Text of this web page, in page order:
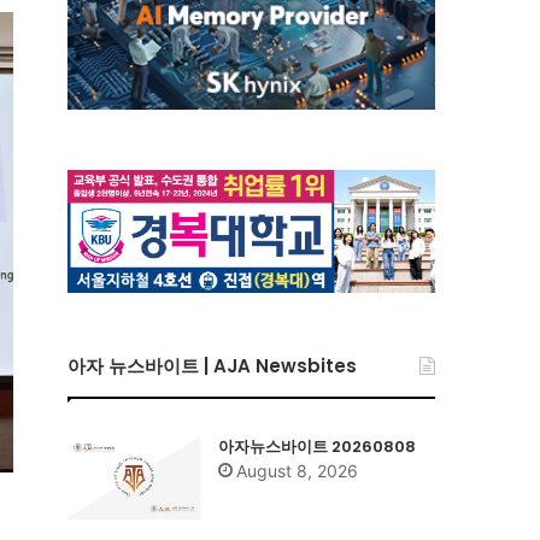
아자 뉴스바이트 | AJA Newsbites
아자뉴스바이트 20260808
August 8, 2026